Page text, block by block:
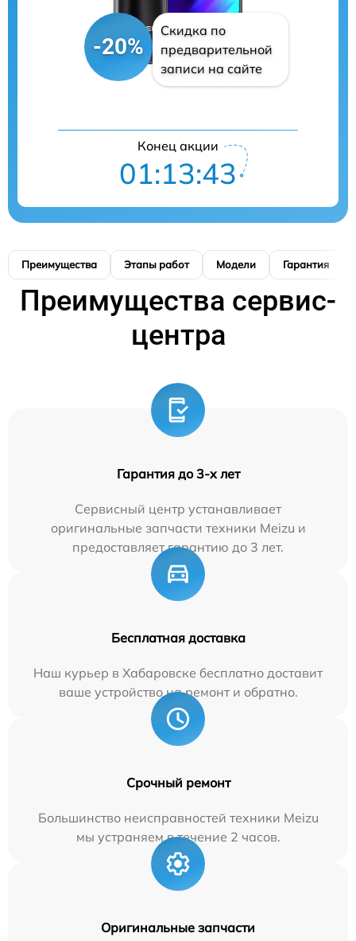
-20%
Скидка по
предварительной
записи на сайте
Конец акции
01:13:42
Преимущества Этапы работ Модели Гарантия
Преимущества сервис-
центра
Гарантия до 3-х лет
Сервисный центр устанавливает
оригинальные запчасти техники Meizu и
предоставляет гарантию до 3 лет.
Бесплатная доставка
Наш курьер в Хабаровске бесплатно доставит
ваше устройство на ремонт и обратно.
Срочный ремонт
Большинство неисправностей техники Meizu
мы устраняем в течение 2 часов.
Оригинальные запчасти